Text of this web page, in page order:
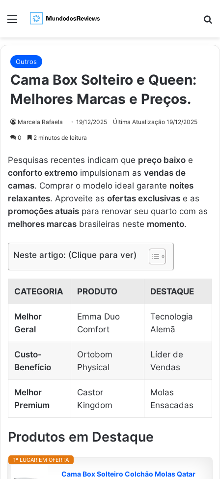
Menu
Outros
Cama Box Solteiro e Queen:
Melhores Marcas e Preços.
Marcela Rafaela 19/12/2025 Última Atualização 19/12/2025
0 2 minutos de leitura
Pesquisas recentes indicam que preço baixo e
conforto extremo impulsionam as vendas de
camas. Comprar o modelo ideal garante noites
relaxantes. Aproveite as ofertas exclusivas e as
promoções atuais para renovar seu quarto com as
melhores marcas brasileiras neste momento.
Neste artigo: (Clique para ver)
CATEGORIA PRODUTO DESTAQUE
Melhor
Geral
Emma Duo
Comfort
Tecnologia
Alemã
Custo-
Benefício
Ortobom
Physical
Líder de
Vendas
Melhor
Premium
Castor
Kingdom
Molas
Ensacadas
Produtos em Destaque
1º LUGAR EM OFERTA
Cama Box Solteiro Colchão Molas Qatar